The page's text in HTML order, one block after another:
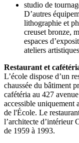
studio de
D’autres
lithographie et
creuset bronze,
espaces
ateliers
Restaurant et
L’école dispose d’un
chaussée du bâtiment
cafétéria au 427
accessible uniquement
de l'École. Le
l’architecte d’intérieur
de 1959 à 1993.